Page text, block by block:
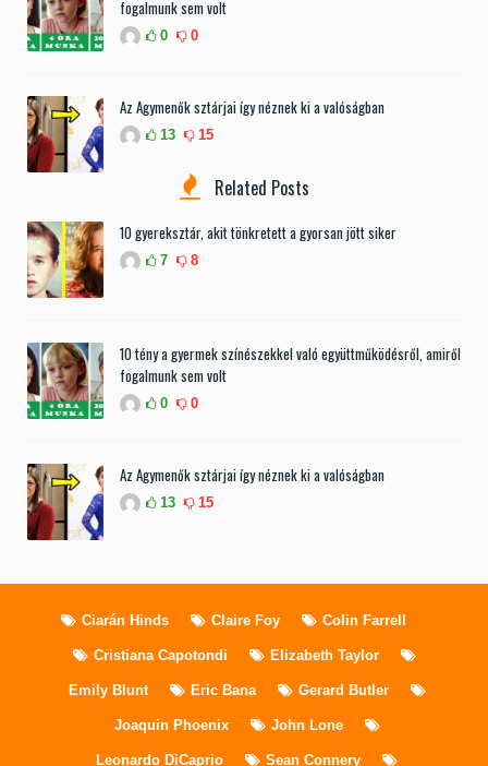
fogalmunk sem volt
0 0
Az Agymenők sztárjai így néznek ki a valóságban
13 15
Related Posts
10 gyereksztár, akit tönkretett a gyorsan jött siker
7 8
10 tény a gyermek színészekkel való együttműködésről, amiről
fogalmunk sem volt
0 0
Az Agymenők sztárjai így néznek ki a valóságban
13 15
Ciarán Hinds Claire Foy Colin Farrell
Cristiana Capotondi Elizabeth Taylor
Emily Blunt Eric Bana Gerard Butler
Joaquin Phoenix John Lone
Leonardo DiCaprio Sean Connery